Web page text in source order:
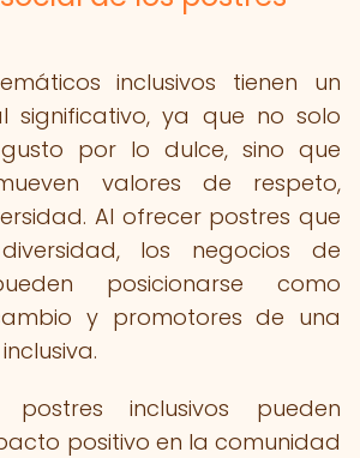
inclusivos tienen un
significativo, ya que no solo
por lo dulce, sino que
valores de respeto,
Al ofrecer postres que
los negocios de
posicionarse como
y promotores de una
inclusivos pueden
positivo en la comunidad